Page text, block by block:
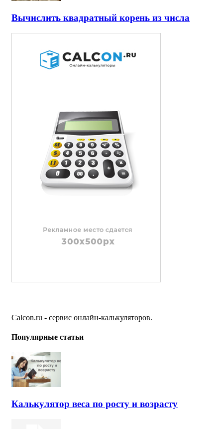
Вычислить квадратный корень из числа
Calcon.ru - сервис онлайн-калькуляторов.
Популярные статьи
Калькулятор веса по росту и возрасту